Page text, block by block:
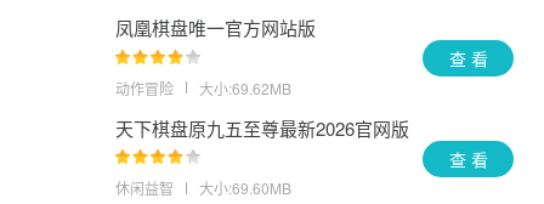
星运娱乐最新版本2026凤凰棋盘唯一官方网站版
动作冒险 大小:69.62MB
查 看
天下棋盘原九五至尊最新2026官网版
休闲益智 大小:69.60MB
查 看